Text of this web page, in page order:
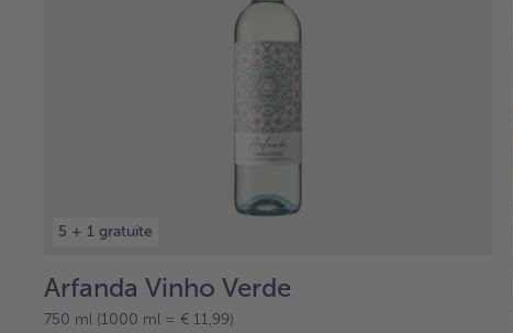
5 + 1 gratuite
Arfanda Vinho Verde
750 ml (1000 ml = € 11,99)